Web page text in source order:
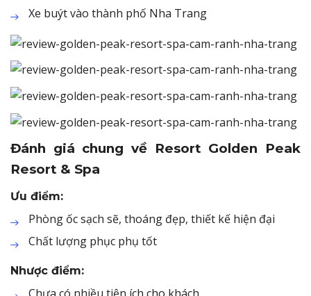
Xe buýt vào thành phố Nha Trang
Đánh giá chung về Resort Golden Peak
Resort & Spa
Ưu điểm:
Phòng ốc sạch sẽ, thoáng đẹp, thiết kế hiện đại
Chất lượng phục phụ tốt
Nhược điểm: